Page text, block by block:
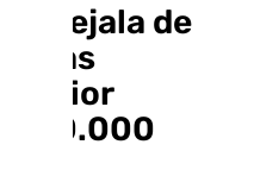
de
tras
100.000